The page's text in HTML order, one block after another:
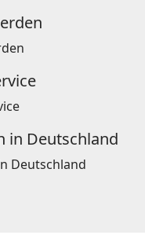
Deutschland